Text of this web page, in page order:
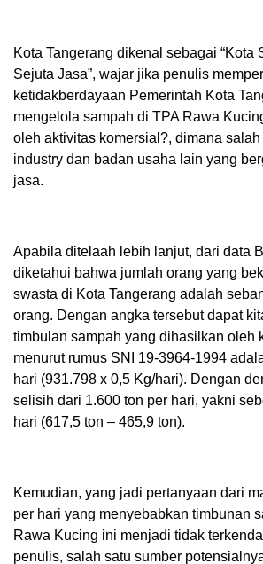
Kota Tangerang dikenal sebagai “Kota
Sejuta Jasa”, wajar jika penulis
ketidakberdayaan Pemerintah Kota
mengelola sampah di TPA Rawa
oleh aktivitas komersial?, dimana
industry dan badan usaha lain yang
jasa.
Apabila ditelaah lebih lanjut, dari data
diketahui bahwa jumlah orang yang
swasta di Kota Tangerang adalah
orang. Dengan angka tersebut dapat
timbulan sampah yang dihasilkan oleh
menurut rumus SNI 19-3964-1994
hari (931.798 x 0,5 Kg/hari). Dengan
selisih dari 1.600 ton per hari, yakni
hari (617,5 ton – 465,9 ton).
Kemudian, yang jadi pertanyaan dari
per hari yang menyebabkan timbunan
Rawa Kucing ini menjadi tidak
penulis, salah satu sumber